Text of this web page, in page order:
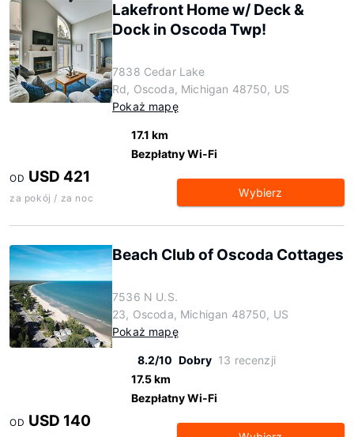
Lakefront Home w/ Deck &
Dock in Oscoda Twp!
7838 Cedar Lake
Rd, Oscoda, Michigan 48750, US
Pokaż mapę
17.1 km
Bezpłatny Wi-Fi
OD USD 421
za pokój / za noc Wybierz
Beach Club of Oscoda Cottages
7536 N U.S.
23, Oscoda, Michigan 48750, US
Pokaż mapę
8.2/10 Dobry 13 recenzji
17.5 km
Bezpłatny Wi-Fi
OD USD 140